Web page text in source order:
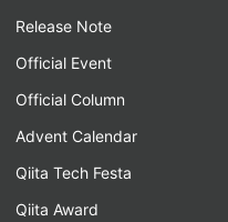
Release Note
Official Event
Official Column
Advent Calendar
Qiita Tech Festa
Qiita Award